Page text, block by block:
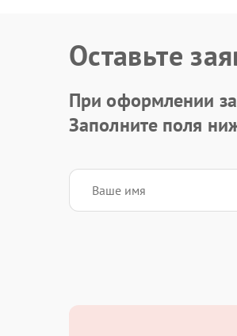
Оставьте
При оформлении
Заполните поля